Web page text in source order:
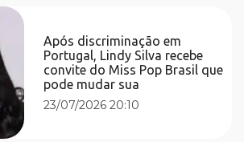
Após discriminação em
Portugal, Lindy Silva recebe
convite do Miss Pop Brasil que
pode mudar sua
23/07/2026 20:10